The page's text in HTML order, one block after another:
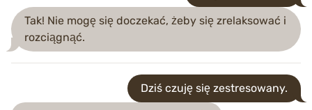
Tak! Nie mogę się doczekać, żeby się zrelaksować i
rozciągnąć.
Dziś czuję się zestresowany.